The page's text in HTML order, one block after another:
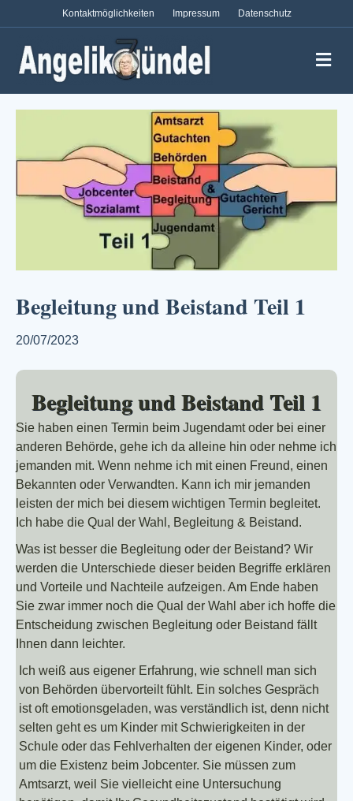
Kontaktmöglichkeiten Impressum Datenschutz
Begleitung und Beistand Teil 1
20/07/2023
Begleitung und Beistand Teil 1
Sie haben einen Termin beim Jugendamt oder bei einer
anderen Behörde, gehe ich da alleine hin oder nehme ich
jemanden mit. Wenn nehme ich mit einen Freund, einen
Bekannten oder Verwandten. Kann ich mir jemanden
leisten der mich bei diesem wichtigen Termin begleitet.
Ich habe die Qual der Wahl, Begleitung & Beistand.
Was ist besser die Begleitung oder der Beistand? Wir
werden die Unterschiede dieser beiden Begriffe erklären
und Vorteile und Nachteile aufzeigen. Am Ende haben
Sie zwar immer noch die Qual der Wahl aber ich hoffe die
Entscheidung zwischen Begleitung oder Beistand fällt
Ihnen dann leichter.
Ich weiß aus eigener Erfahrung, wie schnell man sich
von Behörden übervorteilt fühlt. Ein solches Gespräch
ist oft emotionsgeladen, was verständlich ist, denn nicht
selten geht es um Kinder mit Schwierigkeiten in der
Schule oder das Fehlverhalten der eigenen Kinder, oder
um die Existenz beim Jobcenter. Sie müssen zum
Amtsarzt, weil Sie vielleicht eine Untersuchung